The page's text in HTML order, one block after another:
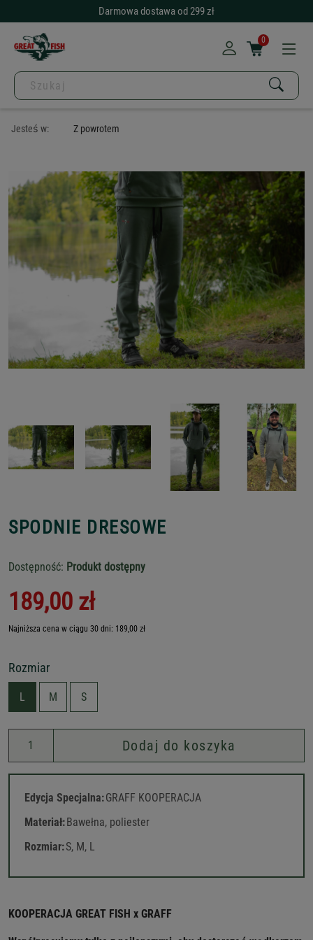
Darmowa dostawa od 299 zł
0
Jesteś w: Z powrotem
SPODNIE DRESOWE
Dostępność: Produkt dostępny
189,00 zł
Najniższa cena w ciągu 30 dni: 189,00 zł
Rozmiar
L M S
Dodaj do koszyka
Edycja Specjalna:GRAFF KOOPERACJA
Materiał:Bawełna, poliester
Rozmiar:S, M, L
KOOPERACJA GREAT FISH x GRAFF